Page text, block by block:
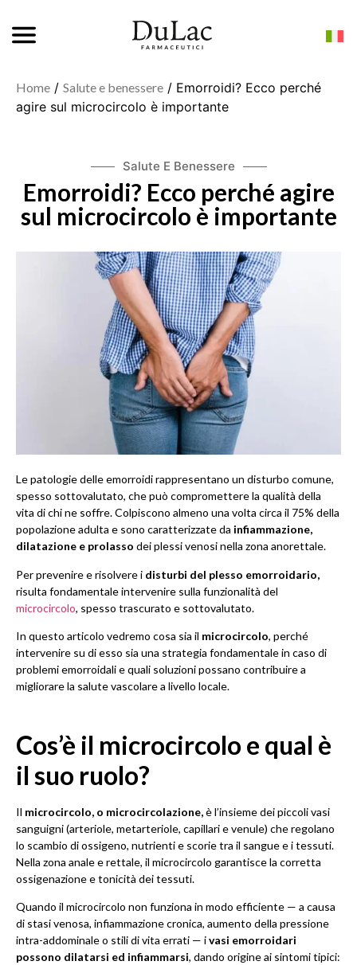
Home / Salute e benessere / Emorroidi? Ecco perché
agire sul microcircolo è importante
Salute E Benessere
Emorroidi? Ecco perché agire
sul microcircolo è importante
Le patologie delle emorroidi rappresentano un disturbo comune,
spesso sottovalutato, che può compromettere la qualità della
vita di chi ne soffre. Colpiscono almeno una volta circa il 75% della
popolazione adulta e sono caratterizzate da infiammazione,
dilatazione e prolasso dei plessi venosi nella zona anorettale.
Per prevenire e risolvere i disturbi del plesso emorroidario,
risulta fondamentale intervenire sulla funzionalità del
microcircolo, spesso trascurato e sottovalutato.
In questo articolo vedremo cosa sia il microcircolo, perché
intervenire su di esso sia una strategia fondamentale in caso di
problemi emorroidali e quali soluzioni possano contribuire a
migliorare la salute vascolare a livello locale.
Cos’è il microcircolo e qual è
il suo ruolo?
Il microcircolo, o microcircolazione,è l’insieme dei piccoli vasi
sanguigni (arteriole, metarteriole, capillari e venule) che regolano
lo scambio di ossigeno, nutrienti e scorie tra il sangue e i tessuti.
Nella zona anale e rettale, il microcircolo garantisce la corretta
ossigenazione e tonicità dei tessuti.
Quando il microcircolo non funziona in modo efficiente — a causa
di stasi venosa, infiammazione cronica, aumento della pressione
intra-addominale o stili di vita errati — ivasi emorroidari
possono dilatarsi ed infiammarsi, dando origine ai sintomi tipici: